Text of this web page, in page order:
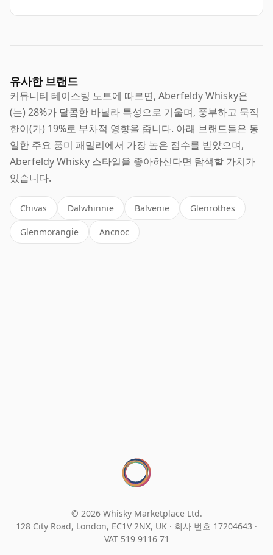
유사한 브랜드
커뮤니티 테이스팅 노트에 따르면, Aberfeldy Whisky은
(는) 28%가 달콤한 바닐라 특성으로 기울며, 풍부하고 묵직
한이(가) 19%로 부차적 영향을 줍니다. 아래 브랜드들은 동
일한 주요 풍미 패밀리에서 가장 높은 점수를 받았으며,
Aberfeldy Whisky 스타일을 좋아하신다면 탐색할 가치가
있습니다.
Chivas Dalwhinnie Balvenie Glenrothes
Glenmorangie Ancnoc
© 2026 Whisky Marketplace Ltd.
128 City Road, London, EC1V 2NX, UK · 회사 번호 17204643 ·
VAT 519 9116 71